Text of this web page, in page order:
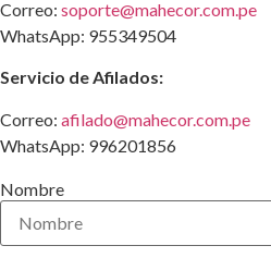
Correo: soporte@mahecor.com.pe
WhatsApp: 955349504
Servicio de Afilados:
Correo: afilado@mahecor.com.pe
WhatsApp: 996201856
Nombre